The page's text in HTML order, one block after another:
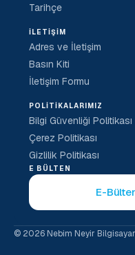
Tarihçe
İLETIŞIM
Adres ve İletişim
Basın Kiti
İletişim Formu
POLITIKALARIMIZ
Bilgi Güvenliği Politikası
Çerez Politikası
Gizlilik Politikası
E BÜLTEN
E-
© 2026 Nebim Neyir